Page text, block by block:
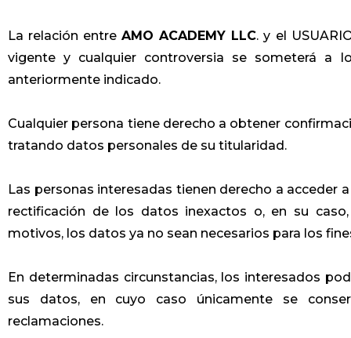
La relación entreAMO ACADEMY LLC. y el
vigente y cualquier controversia se someterá a
anteriormente indicado.
Cualquier persona tiene derecho a obtener
tratando datos personales de su titularidad.
Las personas interesadas tienen derecho a acceder
rectificación de los datos inexactos o, en su
motivos, los datos ya no sean necesarios para los
En determinadas circunstancias, los interesados
sus datos, en cuyo caso únicamente se
reclamaciones.